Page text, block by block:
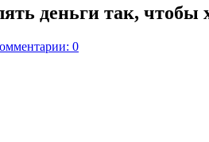
деньги так, чтобы
0